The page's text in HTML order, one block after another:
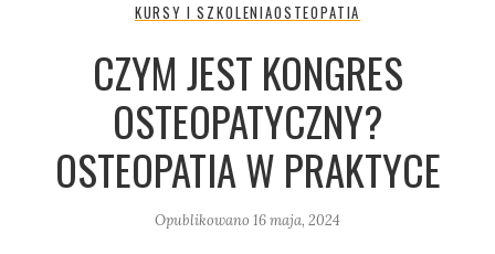
KURSY I SZKOLENIAOSTEOPATIA
CZYM JEST KONGRES
OSTEOPATYCZNY?
OSTEOPATIA W PRAKTYCE
Opublikowano 16 maja, 2024